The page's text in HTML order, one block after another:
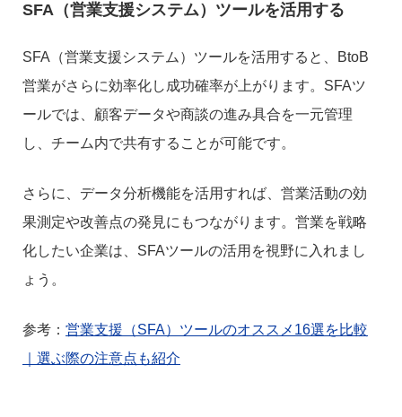
SFA（営業支援システム）ツールを活用する
SFA（営業支援システム）ツールを活用すると、BtoB
営業がさらに効率化し成功確率が上がります。SFAツ
ールでは、顧客データや商談の進み具合を一元管理
し、チーム内で共有することが可能です。
さらに、データ分析機能を活用すれば、営業活動の効
果測定や改善点の発見にもつながります。営業を戦略
化したい企業は、SFAツールの活用を視野に入れまし
ょう。
参考： 営業支援（SFA）ツールのオススメ16選を比較
｜選ぶ際の注意点も紹介